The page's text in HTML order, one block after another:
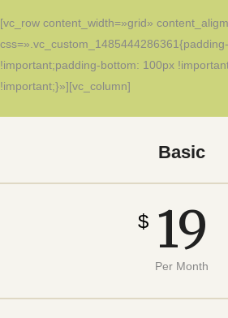
[vc_row content_width=»grid»
!important;padding-bottom: 100px
!important;}»][vc_column]
Basic
$ 19
Per Month